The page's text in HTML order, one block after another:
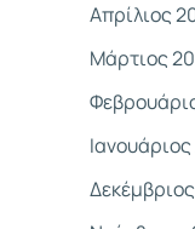
Απρίλιος
Μάρτιος